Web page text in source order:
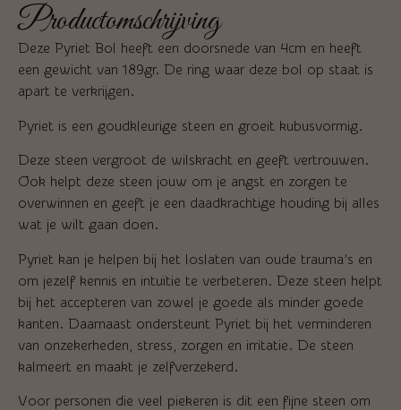
Productomschrijving
Deze Pyriet Bol heeft een doorsnede van 4cm en heeft
een gewicht van 189gr. De ring waar deze bol op staat is
apart te verkrijgen.
Pyriet is een goudkleurige steen en groeit kubusvormig.
Deze steen vergroot de wilskracht en geeft vertrouwen.
Ook helpt deze steen jouw om je angst en zorgen te
overwinnen en geeft je een daadkrachtige houding bij alles
wat je wilt gaan doen.
Pyriet kan je helpen bij het loslaten van oude trauma’s en
om jezelf kennis en intuïtie te verbeteren. Deze steen helpt
bij het accepteren van zowel je goede als minder goede
kanten. Daarnaast ondersteunt Pyriet bij het verminderen
van onzekerheden, stress, zorgen en irritatie. De steen
kalmeert en maakt je zelfverzekerd.
Voor personen die veel piekeren is dit een fijne steen om